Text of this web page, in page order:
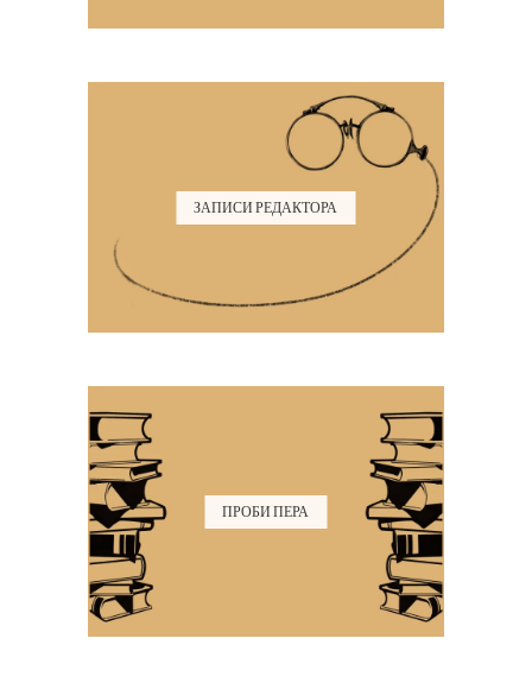
ЗАПИСИ РЕДАКТОРА
ПРОБИ ПЕРА